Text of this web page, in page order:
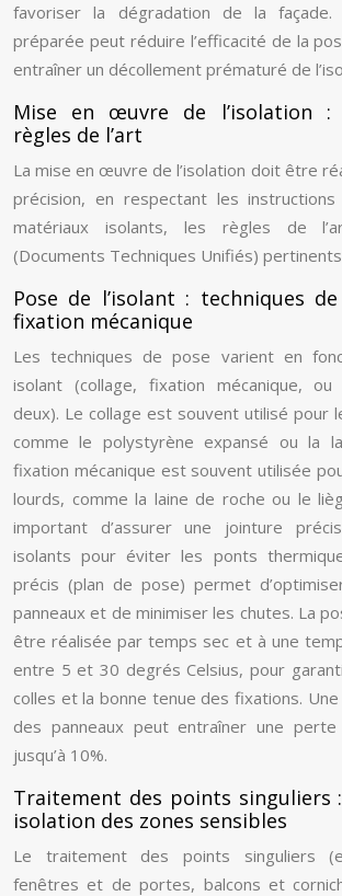
favoriser la dégradation de la façade.
préparée peut réduire l’efficacité de la
entraîner un décollement prématuré de
Mise en œuvre de l’isolation :
règles de l’art
La mise en œuvre de l’isolation doit être
précision, en respectant les
matériaux isolants, les règles de
(Documents Techniques Unifiés)
Pose de l’isolant : techniques
fixation mécanique
Les techniques de pose varient en
isolant (collage, fixation mécanique, ou
deux). Le collage est souvent utilisé pour
comme le polystyrène expansé ou la
fixation mécanique est souvent utilisée
lourds, comme la laine de roche ou le
important d’assurer une jointure
isolants pour éviter les ponts
précis (plan de pose) permet
panneaux et de minimiser les chutes. La
être réalisée par temps sec et à une
entre 5 et 30 degrés Celsius, pour
colles et la bonne tenue des fixations.
des panneaux peut entraîner une
jusqu’à 10%.
Traitement des points singuliers
isolation des zones sensibles
Le traitement des points singuliers
fenêtres et de portes, balcons et